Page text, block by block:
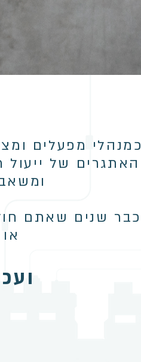
כמנהלי מפעלים
האתגרים של ייעול
כבר שנים שאתם